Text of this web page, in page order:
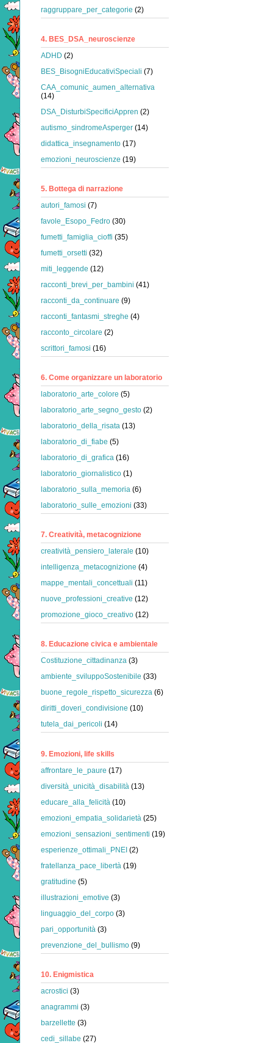
raggruppare_per_categorie (2)
4. BES_DSA_neuroscienze
ADHD (2)
BES_BisogniEducativiSpeciali (7)
CAA_comunic_aumen_alternativa
(14)
DSA_DisturbiSpecificiAppren (2)
autismo_sindromeAsperger (14)
didattica_insegnamento (17)
emozioni_neuroscienze (19)
5. Bottega di narrazione
autori_famosi (7)
favole_Esopo_Fedro (30)
fumetti_famiglia_cioffi (35)
fumetti_orsetti (32)
miti_leggende (12)
racconti_brevi_per_bambini (41)
racconti_da_continuare (9)
racconti_fantasmi_streghe (4)
racconto_circolare (2)
scrittori_famosi (16)
6. Come organizzare un laboratorio
laboratorio_arte_colore (5)
laboratorio_arte_segno_gesto (2)
laboratorio_della_risata (13)
laboratorio_di_fiabe (5)
laboratorio_di_grafica (16)
laboratorio_giornalistico (1)
laboratorio_sulla_memoria (6)
laboratorio_sulle_emozioni (33)
7. Creatività, metacognizione
creatività_pensiero_laterale (10)
intelligenza_metacognizione (4)
mappe_mentali_concettuali (11)
nuove_professioni_creative (12)
promozione_gioco_creativo (12)
8. Educazione civica e ambientale
Costituzione_cittadinanza (3)
ambiente_sviluppoSostenibile (33)
buone_regole_rispetto_sicurezza (6)
diritti_doveri_condivisione (10)
tutela_dai_pericoli (14)
9. Emozioni, life skills
affrontare_le_paure (17)
diversità_unicità_disabilità (13)
educare_alla_felicità (10)
emozioni_empatia_solidarietà (25)
emozioni_sensazioni_sentimenti (19)
esperienze_ottimali_PNEI (2)
fratellanza_pace_libertà (19)
gratitudine (5)
illustrazioni_emotive (3)
linguaggio_del_corpo (3)
pari_opportunità (3)
prevenzione_del_bullismo (9)
10. Enigmistica
acrostici (3)
anagrammi (3)
barzellette (3)
cedi_sillabe (27)